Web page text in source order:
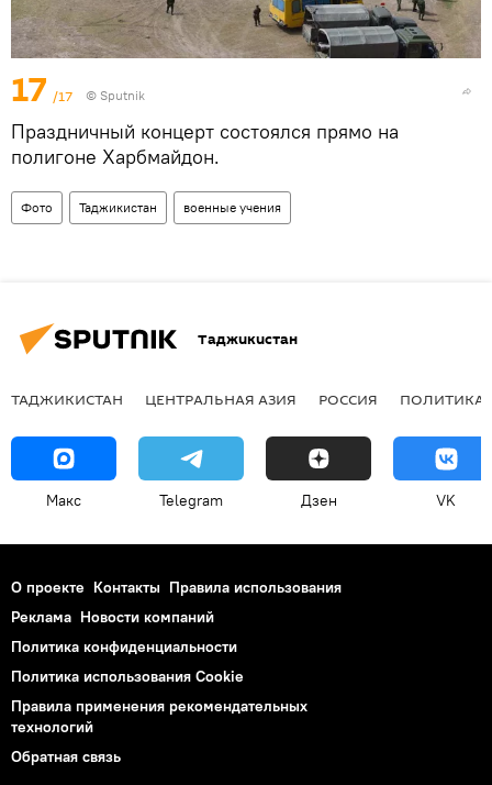
17 /17 © Sputnik
Праздничный концерт состоялся прямо на
полигоне Харбмайдон.
Фото Таджикистан военные учения
Таджикистан
ТАДЖИКИСТАН ЦЕНТРАЛЬНАЯ АЗИЯ РОССИЯ ПОЛИТИКА
Макс Telegram Дзен VK
О проекте Контакты Правила использования
Реклама Новости компаний
Политика конфиденциальности
Политика использования Cookie
Правила применения рекомендательных
технологий
Обратная связь